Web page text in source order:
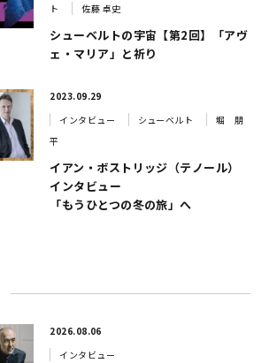
ト
佐藤 卓史
シューベルトの宇宙【第2回】「アヴ
ェ・マリア」と祈り
2023.09.29
インタビュー
シューベルト
堀 朋
平
イアン・ボストリッジ（テノール）
インタビュー
「もうひとつの冬の旅」へ
2026.08.06
インタビュー